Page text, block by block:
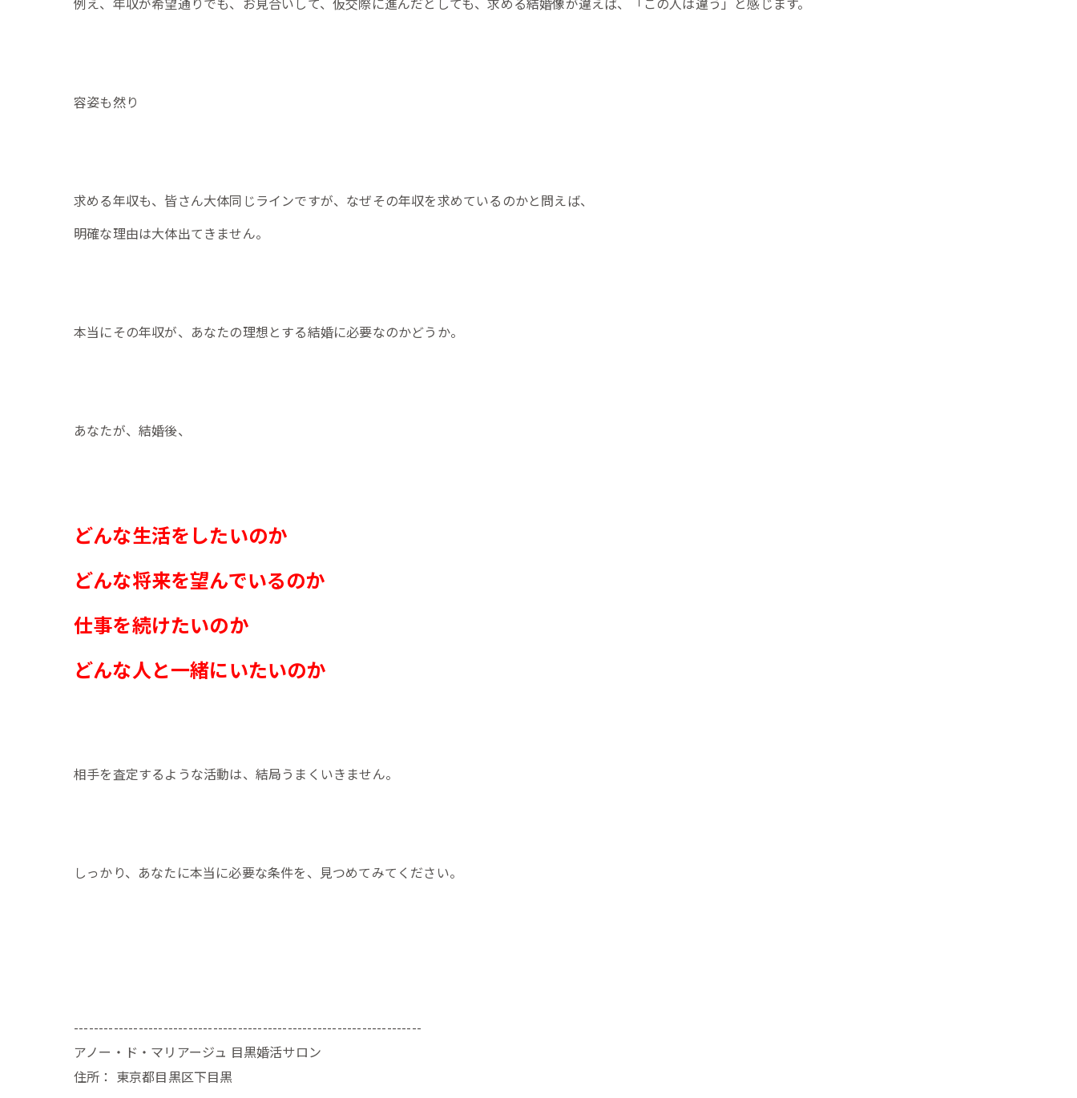
容姿も然り
求める年収も、皆さん大体同じラインですが、なぜその年収を求めているのかと問えば、
明確な理由は大体出てきません。
本当にその年収が、あなたの理想とする結婚に必要なのかどうか。
あなたが、結婚後、
どんな生活をしたいのか
どんな将来を望んでいるのか
仕事を続けたいのか
どんな人と一緒にいたいのか
相手を査定するような活動は、結局うまくいきません。
しっかり、あなたに本当に必要な条件を、見つめてみてください。
----------------------------------------------------------------------
アノー・ド・マリアージュ 目黒婚活サロン
住所： 東京都目黒区下目黒